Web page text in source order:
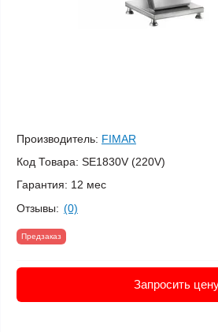
Производитель: FIMAR
Код Товара: SE1830V (220V)
Гарантия: 12 мес
Отзывы: (0)
Предзаказ
Запросить